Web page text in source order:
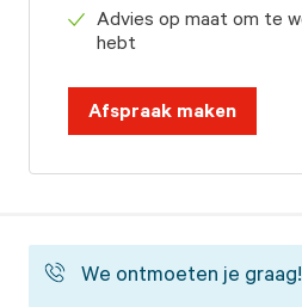
Advies op maat om te
hebt
Afspraak maken
We ontmoeten je